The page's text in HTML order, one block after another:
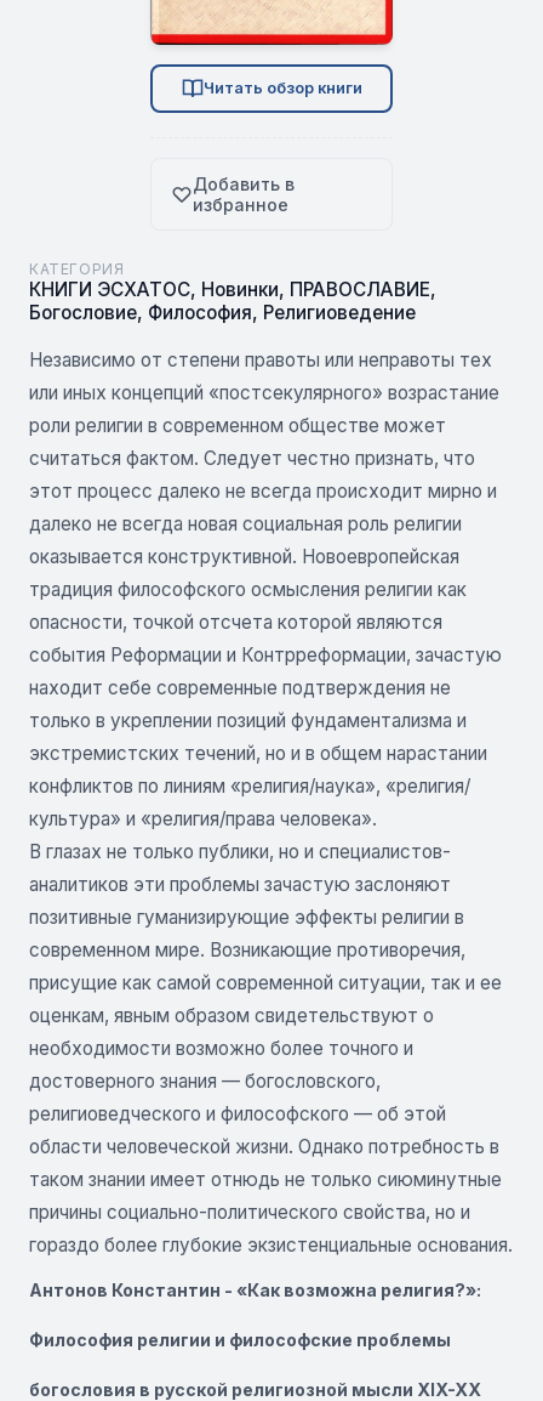
Читать обзор книги
Добавить в
избранное
КАТЕГОРИЯ
КНИГИ ЭСХАТОС, Новинки, ПРАВОСЛАВИЕ,
Богословие, Философия, Религиоведение
Независимо от степени правоты или неправоты тех
или иных концепций «постсекулярного» возрастание
роли религии в современном обществе может
считаться фактом. Следует честно признать, что
этот процесс далеко не всегда происходит мирно и
далеко не всегда новая социальная роль религии
оказывается конструктивной. Новоевропейская
традиция философского осмысления религии как
опасности, точкой отсчета которой являются
события Реформации и Контрреформации, зачастую
находит себе современные подтверждения не
только в укреплении позиций фундаментализма и
экстремистских течений, но и в общем нарастании
конфликтов по линиям «религия/наука», «религия/
культура» и «религия/права человека».
В глазах не только публики, но и специалистов-
аналитиков эти проблемы зачастую заслоняют
позитивные гуманизирующие эффекты религии в
современном мире. Возникающие противоречия,
присущие как самой современной ситуации, так и ее
оценкам, явным образом свидетельствуют о
необходимости возможно более точного и
достоверного знания — богословского,
религиоведческого и философского — об этой
области человеческой жизни. Однако потребность в
таком знании имеет отнюдь не только сиюминутные
причины социально-политического свойства, но и
гораздо более глубокие экзистенциальные основания.
Антонов Константин - «Как возможна религия?»:
Философия религии и философские проблемы
богословия в русской религиозной мысли XIX-XX